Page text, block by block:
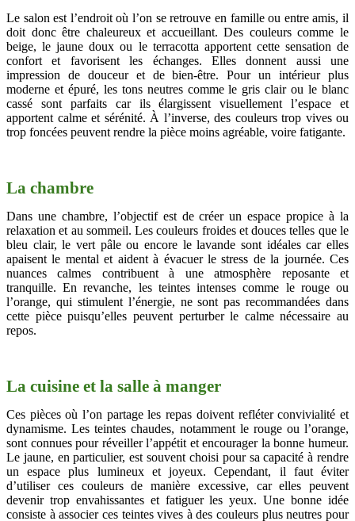
Le salon est l’endroit où l’on se retrouve en famille ou entre amis, il
doit donc être chaleureux et accueillant. Des couleurs comme le
beige, le jaune doux ou le terracotta apportent cette sensation de
confort et favorisent les échanges. Elles donnent aussi une
impression de douceur et de bien-être. Pour un intérieur plus
moderne et épuré, les tons neutres comme le gris clair ou le blanc
cassé sont parfaits car ils élargissent visuellement l’espace et
apportent calme et sérénité. À l’inverse, des couleurs trop vives ou
trop foncées peuvent rendre la pièce moins agréable, voire fatigante.
La chambre
Dans une chambre, l’objectif est de créer un espace propice à la
relaxation et au sommeil. Les couleurs froides et douces telles que le
bleu clair, le vert pâle ou encore le lavande sont idéales car elles
apaisent le mental et aident à évacuer le stress de la journée. Ces
nuances calmes contribuent à une atmosphère reposante et
tranquille. En revanche, les teintes intenses comme le rouge ou
l’orange, qui stimulent l’énergie, ne sont pas recommandées dans
cette pièce puisqu’elles peuvent perturber le calme nécessaire au
repos.
La cuisine et la salle à manger
Ces pièces où l’on partage les repas doivent refléter convivialité et
dynamisme. Les teintes chaudes, notamment le rouge ou l’orange,
sont connues pour réveiller l’appétit et encourager la bonne humeur.
Le jaune, en particulier, est souvent choisi pour sa capacité à rendre
un espace plus lumineux et joyeux. Cependant, il faut éviter
d’utiliser ces couleurs de manière excessive, car elles peuvent
devenir trop envahissantes et fatiguer les yeux. Une bonne idée
consiste à associer ces teintes vives à des couleurs plus neutres pour